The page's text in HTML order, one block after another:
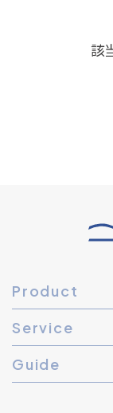
該
Product
Service
Guide